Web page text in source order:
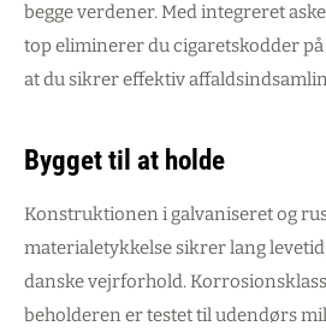
begge verdener. Med integreret
top eliminerer du cigaretskodder
at du sikrer effektiv
Bygget til at holde
Konstruktionen i galvaniseret og
materialetykkelse sikrer lang
danske vejrforhold.
beholderen er testet til udendørs